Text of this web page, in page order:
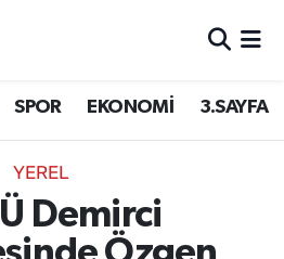
SPOR EKONOMİ 3.SAYFA
YEREL
Demirci
Haritası